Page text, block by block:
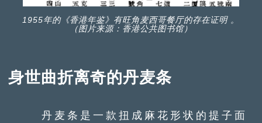
1955年的《香港年鉴》有旺角麦西哥餐厅的存在证明 。
（图片来源：香港公共图书馆）
身世曲折离奇的丹麦条
丹麦条是一款扭成麻花形状的提子面